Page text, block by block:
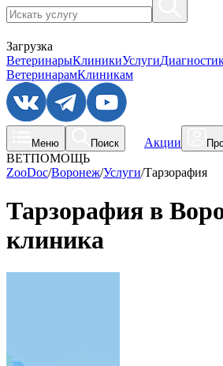
Загрузка
ВетеринарыКлиникиУслуги
ВетеринарамКлиникам
Меню Поиск Акции
ВЕТПОМОЩЬ
ZooDoc/Воронеж/Услуги/Тарзорафия
Тарзорафия в
клиника